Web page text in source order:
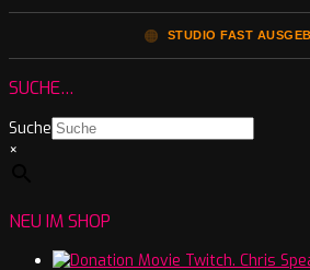
🟠 STUDIO FAST
SUCHE…
Suche
×
NEU IM SHOP